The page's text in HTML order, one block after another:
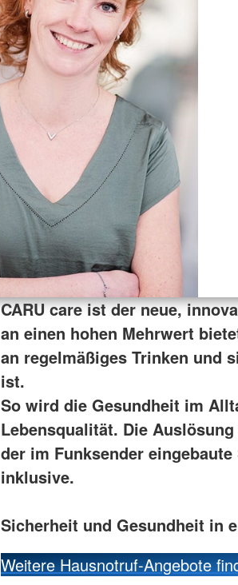
CARU care ist der neue,
an einen hohen Mehrwert
an regelmäßiges Trinken und
ist.
So wird die Gesundheit im
Lebensqualität. Die
der im Funksender
inklusive.
Sicherheit und Gesundheit in
Weitere Hausnotruf-Angebote